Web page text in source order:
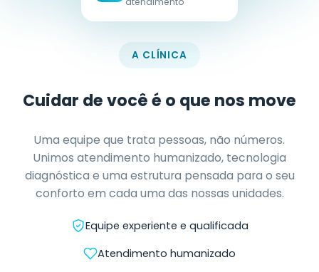
A CLÍNICA
Cuidar de você é o que nos move
Uma equipe que trata pessoas, não números.
Unimos atendimento humanizado, tecnologia
diagnóstica e uma estrutura pensada para o seu
conforto em cada uma das nossas unidades.
Equipe experiente e qualificada
Atendimento humanizado